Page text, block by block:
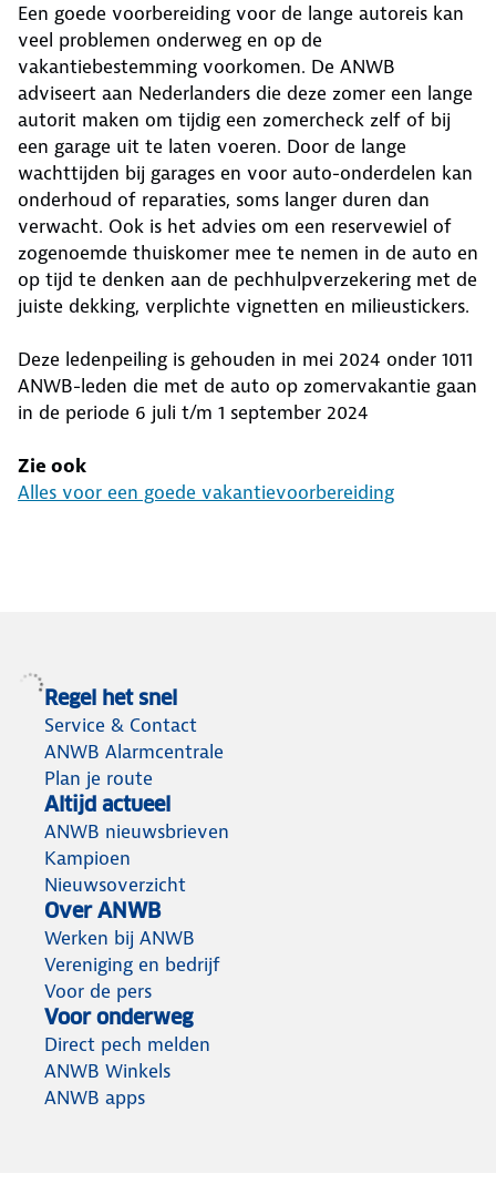
Een goede voorbereiding voor de lange autoreis kan
veel problemen onderweg en op de
vakantiebestemming voorkomen. De ANWB
adviseert aan Nederlanders die deze zomer een lange
autorit maken om tijdig een zomercheck zelf of bij
een garage uit te laten voeren. Door de lange
wachttijden bij garages en voor auto-onderdelen kan
onderhoud of reparaties, soms langer duren dan
verwacht. Ook is het advies om een reservewiel of
zogenoemde thuiskomer mee te nemen in de auto en
op tijd te denken aan de pechhulpverzekering met de
juiste dekking, verplichte vignetten en milieustickers.
Deze ledenpeiling is gehouden in mei 2024 onder 1011
ANWB-leden die met de auto op zomervakantie gaan
in de periode 6 juli t/m 1 september 2024
Zie ook
Alles voor een goede vakantievoorbereiding
Regel het snel
Service & Contact
ANWB Alarmcentrale
Plan je route
Altijd actueel
ANWB nieuwsbrieven
Kampioen
Nieuwsoverzicht
Over ANWB
Werken bij ANWB
Vereniging en bedrijf
Voor de pers
Voor onderweg
Direct pech melden
ANWB Winkels
ANWB apps